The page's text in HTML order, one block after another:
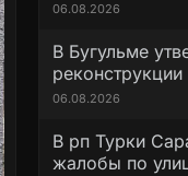
06.08.2026
В Бугульме
06.08.2026
В рп Турки
жалобы по